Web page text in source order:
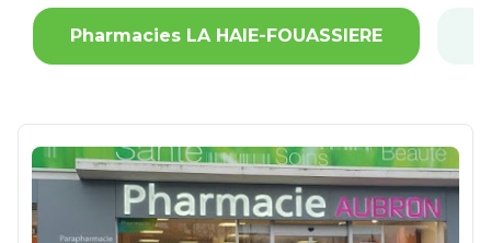
Pharmacies LA HAIE-FOUASSIERE